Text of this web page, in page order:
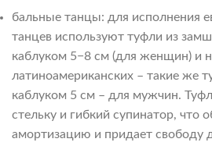
бальные танцы: для исполнения
танцев используют туфли из
каблуком 5−8 см (для женщин) и
латиноамериканских – такие же
каблуком 5 см – для мужчин.
стельку и гибкий супинатор, что
амортизацию и придает свободу